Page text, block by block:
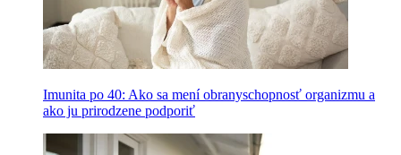
Imunita po 40: Ako sa mení obranyschopnosť organizmu a
ako ju prirodzene podporiť